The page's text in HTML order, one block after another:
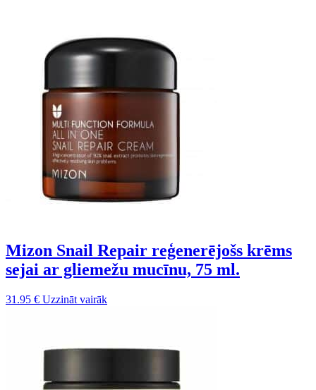
Mizon Snail Repair reģenerējošs krēms
sejai ar gliemežu mucīnu, 75 ml.
31.95 € Uzzināt vairāk